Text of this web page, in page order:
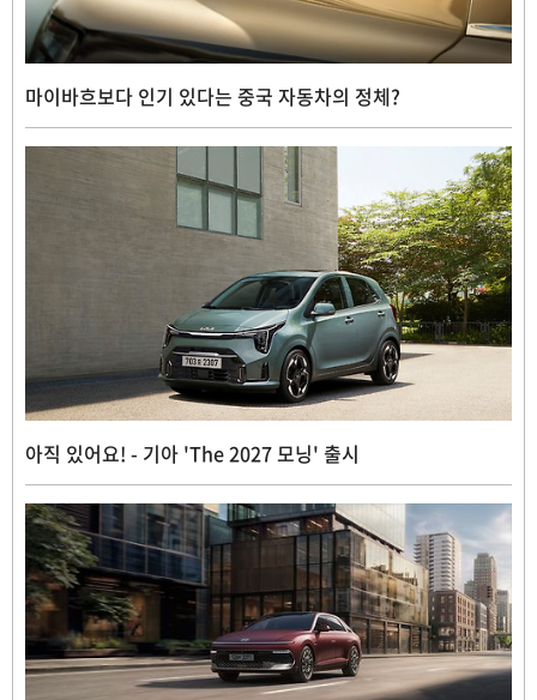
마이바흐보다 인기 있다는 중국 자동차의 정체?
아직 있어요! - 기아 'The 2027 모닝' 출시